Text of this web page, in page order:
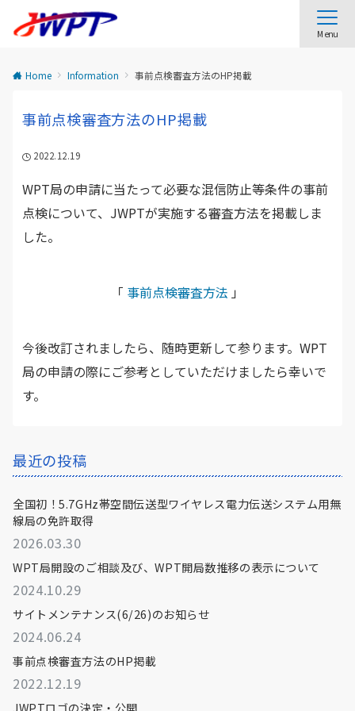
Menu
Home Information 事前点検審査方法のHP掲載
事前点検審査方法のHP掲載
2022.12.19
WPT局の申請に当たって必要な混信防止等条件の事前
点検について、JWPTが実施する審査方法を掲載しま
した。
「 事前点検審査方法 」
今後改訂されましたら、随時更新して参ります。WPT
局の申請の際にご参考としていただけましたら幸いで
す。
最近の投稿
全国初！5.7GHz帯空間伝送型ワイヤレス電力伝送システム用無
線局の免許取得
2026.03.30
WPT局開設のご相談及び、WPT開局数推移の表示について
2024.10.29
サイトメンテナンス(6/26)のお知らせ
2024.06.24
事前点検審査方法のHP掲載
2022.12.19
JWPTロゴの決定・公開